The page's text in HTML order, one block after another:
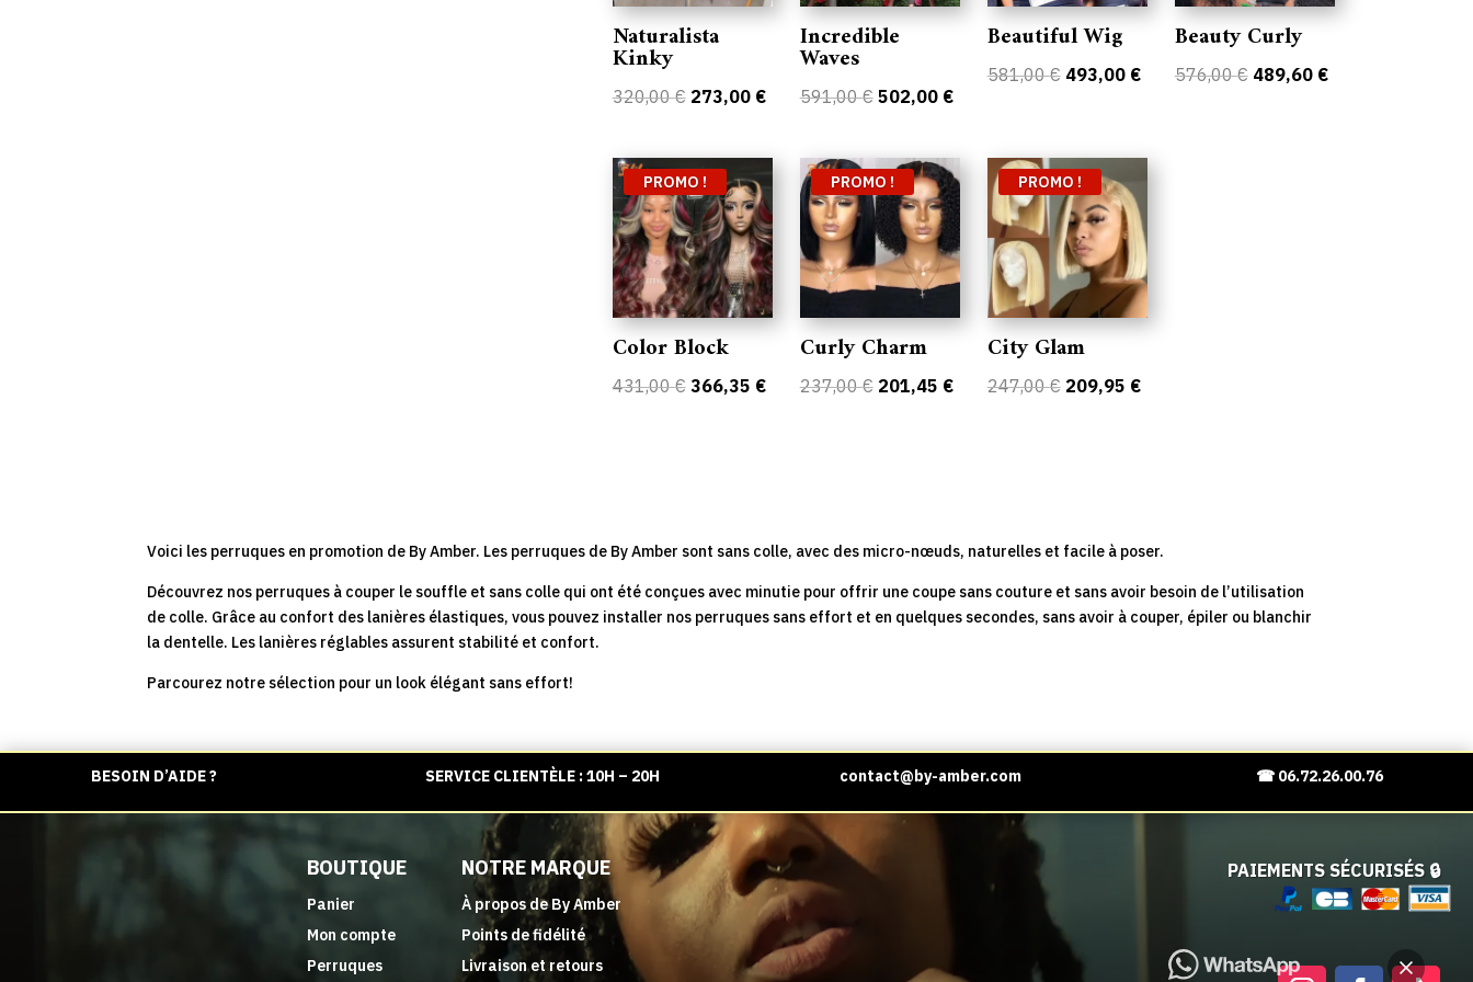
Naturalista
Kinky
320,00€ Le
initial
était :
320,00 €.
273,00 €Le
actuel
273,00 €.
Incredible
Waves
591,00€ Le
initial
était :
591,00 €.
502,00 €Le
actuel
est :
502,00 €.
Beautiful Wig
581,00€ Le
était :
581,00 €.
493,00 €Le
est :
Beauty Curly
576,00€ Le
489,60 €Le
PROMO !
Color Block
431,00€ Le
366,35 €Le
PROMO !
Curly Charm
237,00€ Le
201,45 €Le
PROMO !
City Glam
247,00€ Le
209,95 €Le
Voici les perruques en promotion de By Amber. Les perruques de By Amber sont sans colle, avec des micro-nœuds, naturelles et facile à poser.
Découvrez nos perruques à couper le souffle et sans colle qui ont été conçues avec minutie pour offrir une coupe sans couture et sans avoir besoin de l’utilisation
de colle. Grâce au confort des lanières élastiques, vous pouvez installer nos perruques sans effort et en quelques secondes, sans avoir à couper, épiler ou blanchir
la dentelle. Les lanières réglables assurent stabilité et confort.
Parcourez notre sélection pour un look élégant sans effort!
BESOIN D’AIDE ? SERVICE CLIENTÈLE : 10H – 20H contact@by-amber.com ☎ 06.72.26.00.76
BOUTIQUE
Panier
Mon compte
Perruques
NOTRE MARQUE
À propos de By Amber
Points de fidélité
Livraison et retours
PAIEMENTS SÉCURISÉS 🔒